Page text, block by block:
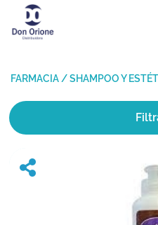
FARMACIA /SHAMPOO Y